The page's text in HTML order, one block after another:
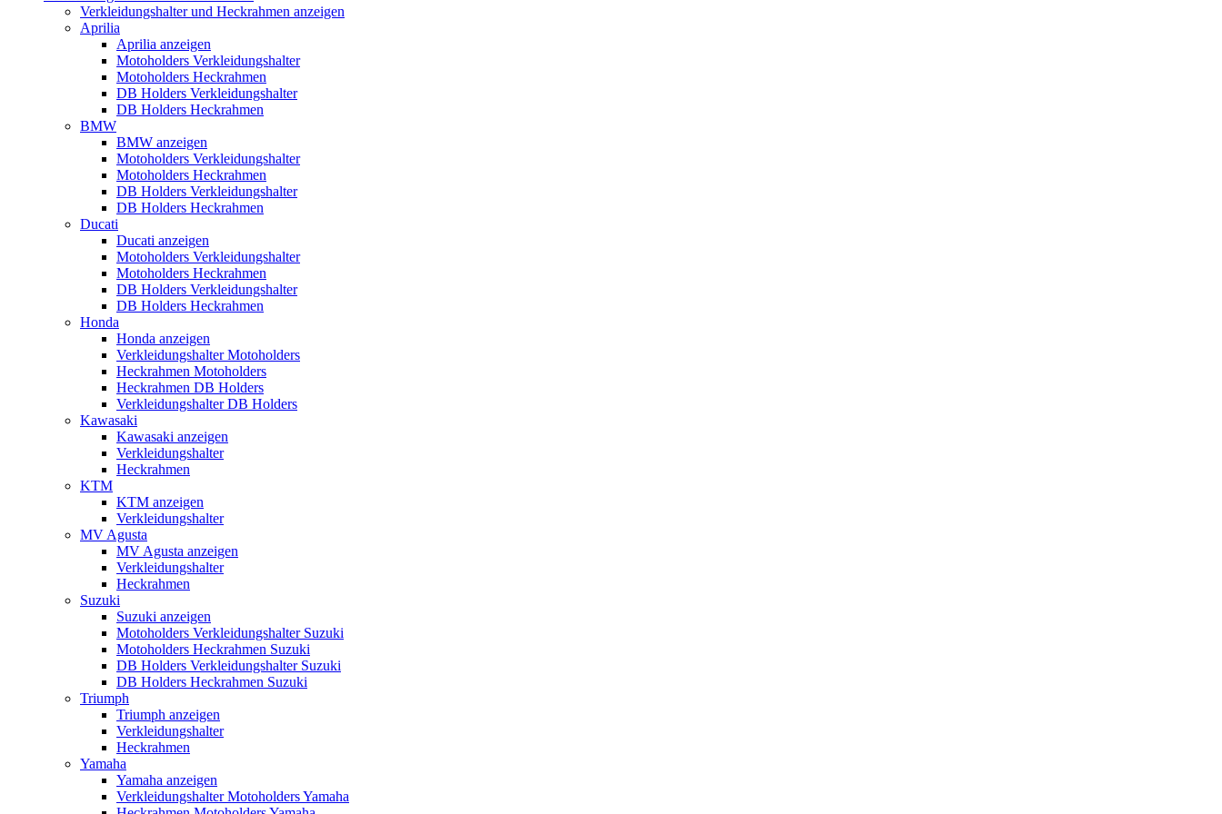
Verkleidungshalter und Heckrahmen anzeigen
Aprilia
Aprilia anzeigen
Motoholders Verkleidungshalter
Motoholders Heckrahmen
DB Holders Verkleidungshalter
DB Holders Heckrahmen
BMW
BMW anzeigen
Motoholders Verkleidungshalter
Motoholders Heckrahmen
DB Holders Verkleidungshalter
DB Holders Heckrahmen
Ducati
Ducati anzeigen
Motoholders Verkleidungshalter
Motoholders Heckrahmen
DB Holders Verkleidungshalter
DB Holders Heckrahmen
Honda
Honda anzeigen
Verkleidungshalter Motoholders
Heckrahmen Motoholders
Heckrahmen DB Holders
Verkleidungshalter DB Holders
Kawasaki
Kawasaki anzeigen
Verkleidungshalter
Heckrahmen
KTM
KTM anzeigen
Verkleidungshalter
MV Agusta
MV Agusta anzeigen
Verkleidungshalter
Heckrahmen
Suzuki
Suzuki anzeigen
Motoholders Verkleidungshalter Suzuki
Motoholders Heckrahmen Suzuki
DB Holders Verkleidungshalter Suzuki
DB Holders Heckrahmen Suzuki
Triumph
Triumph anzeigen
Verkleidungshalter
Heckrahmen
Yamaha
Yamaha anzeigen
Verkleidungshalter Motoholders Yamaha